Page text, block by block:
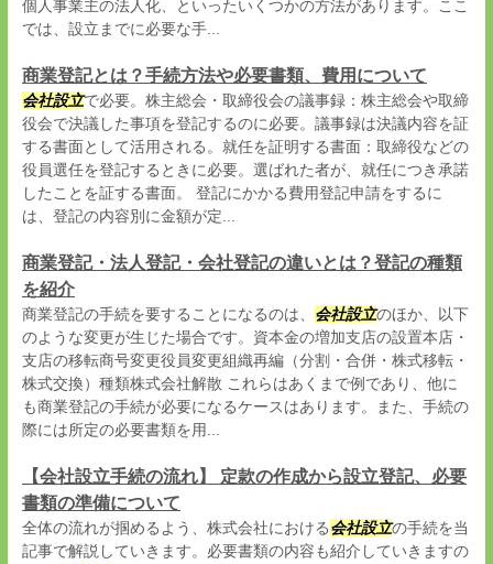
個人事業主の法人化、といったいくつかの方法があります。ここ
では、設立までに必要な手...
商業登記とは？手続方法や必要書類、費用について
会社設立で必要。株主総会・取締役会の議事録：株主総会や取締
役会で決議した事項を登記するのに必要。議事録は決議内容を証
する書面として活用される。就任を証明する書面：取締役などの
役員選任を登記するときに必要。選ばれた者が、就任につき承諾
したことを証する書面。 登記にかかる費用登記申請をするに
は、登記の内容別に金額が定...
商業登記・法人登記・会社登記の違いとは？登記の種類
を紹介
商業登記の手続を要することになるのは、 会社設立のほか、以下
のような変更が生じた場合です。資本金の増加支店の設置本店・
支店の移転商号変更役員変更組織再編（分割・合併・株式移転・
株式交換）種類株式会社解散 これらはあくまで例であり、他に
も商業登記の手続が必要になるケースはあります。また、手続の
際には所定の必要書類を用...
【会社設立手続の流れ】 定款の作成から設立登記、必要
書類の準備について
全体の流れが掴めるよう、株式会社における会社設立の手続を当
記事で解説していきます。必要書類の内容も紹介していきますの